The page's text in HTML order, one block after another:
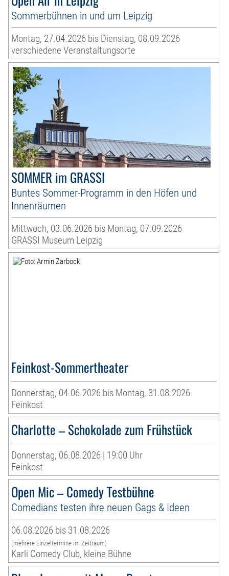
Sommerbühnen in und um Leipzig
Montag, 27.04.2026 bis Dienstag, 08.09.2026
verschiedene Veranstaltungsorte
SOMMER im GRASSI
Buntes Sommer-Programm in den Höfen und
Innenräumen
Mittwoch, 03.06.2026 bis Montag, 07.09.2026
GRASSI Museum Leipzig
Feinkost-Sommertheater
Donnerstag, 04.06.2026 bis Montag, 31.08.2026
Feinkost
Charlotte – Schokolade zum Frühstück
Donnerstag, 06.08.2026 | 19:00 Uhr
Feinkost
Open Mic – Comedy Testbühne
Comedians testen ihre neuen Gags & Ideen
06.08.2026 bis 31.08.2026
(mehrere Einzeltermine im Zeitraum)
Karli Comedy Club, kleine Bühne